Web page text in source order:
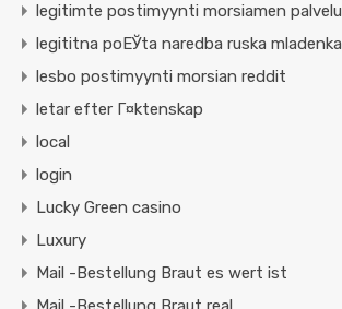
legitimte postimyynti morsiamen palvelu
legititna poЕЎta naredba ruska mladenka
lesbo postimyynti morsian reddit
letar efter Г¤ktenskap
local
login
Lucky Green casino
Luxury
Mail -Bestellung Braut es wert ist